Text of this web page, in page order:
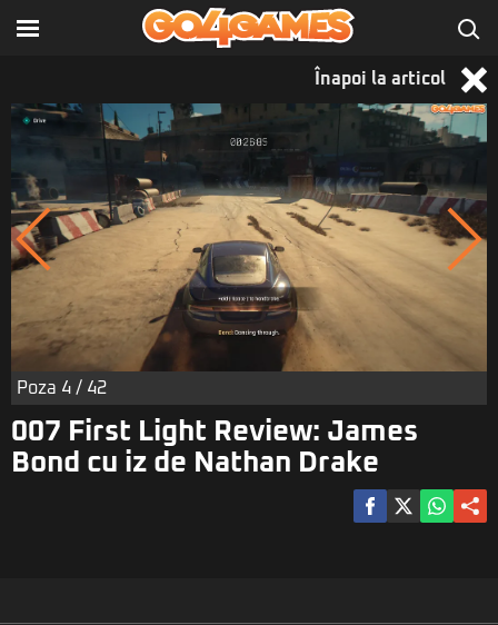
Înapoi la articol
Poza 4 / 42
007 First Light Review: James
Bond cu iz de Nathan Drake